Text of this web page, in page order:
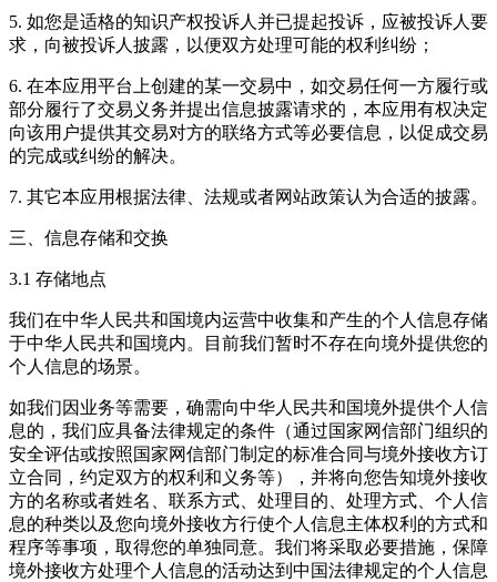
5. 如您是适格的知识产权投诉人并已提起投诉，应被投诉人要
求，向被投诉人披露，以便双方处理可能的权利纠纷；
6. 在本应用平台上创建的某一交易中，如交易任何一方履行或
部分履行了交易义务并提出信息披露请求的，本应用有权决定
向该用户提供其交易对方的联络方式等必要信息，以促成交易
的完成或纠纷的解决。
7. 其它本应用根据法律、法规或者网站政策认为合适的披露。
三、信息存储和交换
3.1 存储地点
我们在中华人民共和国境内运营中收集和产生的个人信息存储
于中华人民共和国境内。目前我们暂时不存在向境外提供您的
个人信息的场景。
如我们因业务等需要，确需向中华人民共和国境外提供个人信
息的，我们应具备法律规定的条件（通过国家网信部门组织的
安全评估或按照国家网信部门制定的标准合同与境外接收方订
立合同，约定双方的权利和义务等），并将向您告知境外接收
方的名称或者姓名、联系方式、处理目的、处理方式、个人信
息的种类以及您向境外接收方行使个人信息主体权利的方式和
程序等事项，取得您的单独同意。我们将采取必要措施，保障
境外接收方处理个人信息的活动达到中国法律规定的个人信息